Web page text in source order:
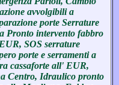
avvolgibili a
porte Serrature
Pronto intervento fabbro
SOS serrature
porte e serramenti a
cassaforte all' EUR,
Centro, Idraulico pronto